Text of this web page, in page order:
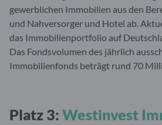
gewerblichen Immobilien aus den
und Nahversorger und Hotel ab.
das Immobilienportfolio auf
Das Fondsvolumen des jährlich
Immobilienfonds beträgt rund 70
Platz 3: Westinvest